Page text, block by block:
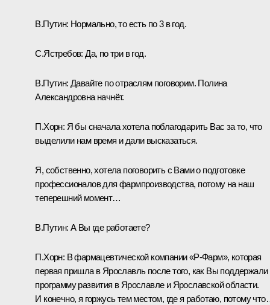
В.Путин: Нормально, то есть по 3 в год.
С.Ястребов: Да, по три в год.
В.Путин: Давайте по отраслям поговорим. Полина
Александровна начнёт.
П.Хорн: Я бы сначала хотела поблагодарить Вас за то, что
выделили нам время и дали высказаться.
Я, собственно, хотела поговорить с Вами о подготовке
профессионалов для фармпроизводства, потому на наш
теперешний момент…
В.Путин: А Вы где работаете?
П.Хорн: В фармацевтической компании «Р-Фарм», которая
первая пришла в Ярославль после того, как Вы поддержали
программу развития в Ярославле и Ярославской области.
И конечно, я горжусь тем местом, где я работаю, потому